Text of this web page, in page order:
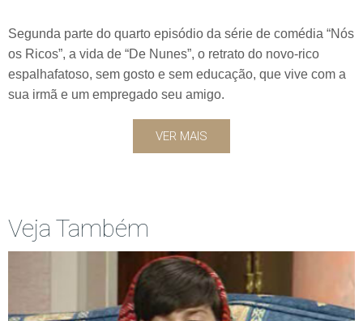
Segunda parte do quarto episódio da série de comédia “Nós
os Ricos”, a vida de “De Nunes”, o retrato do novo-rico
espalhafatoso, sem gosto e sem educação, que vive com a
sua irmã e um empregado seu amigo.
VER MAIS
Veja Também